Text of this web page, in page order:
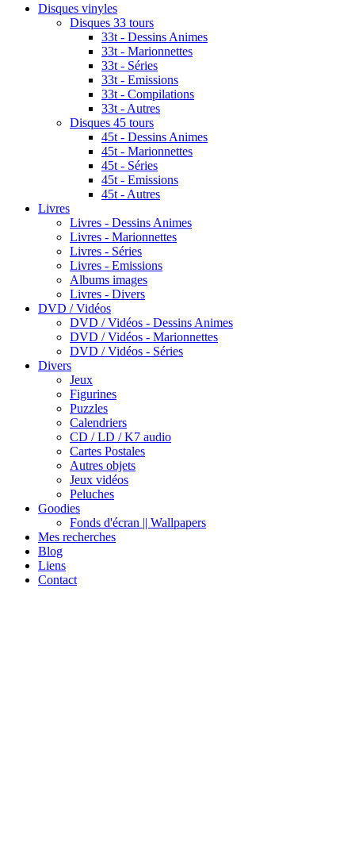
Disques vinyles
Disques 33 tours
33t - Dessins Animes
33t - Marionnettes
33t - Séries
33t - Emissions
33t - Compilations
33t - Autres
Disques 45 tours
45t - Dessins Animes
45t - Marionnettes
45t - Séries
45t - Emissions
45t - Autres
Livres
Livres - Dessins Animes
Livres - Marionnettes
Livres - Séries
Livres - Emissions
Albums images
Livres - Divers
DVD / Vidéos
DVD / Vidéos - Dessins Animes
DVD / Vidéos - Marionnettes
DVD / Vidéos - Séries
Divers
Jeux
Figurines
Puzzles
Calendriers
CD / LD / K7 audio
Cartes Postales
Autres objets
Jeux vidéos
Peluches
Goodies
Fonds d'écran || Wallpapers
Mes recherches
Blog
Liens
Contact